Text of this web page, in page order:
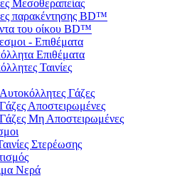
Μεσοθεραπείας
παρακέντησης BD™
του οίκου BD™
- Επιθέματα
Επιθέματα
Ταινίες
Αυτοκόλλητες Γάζες
Γάζες Αποστειρωμένες
Γάζες Μη Αποστειρωμένες
Στερέωσης
Νερά